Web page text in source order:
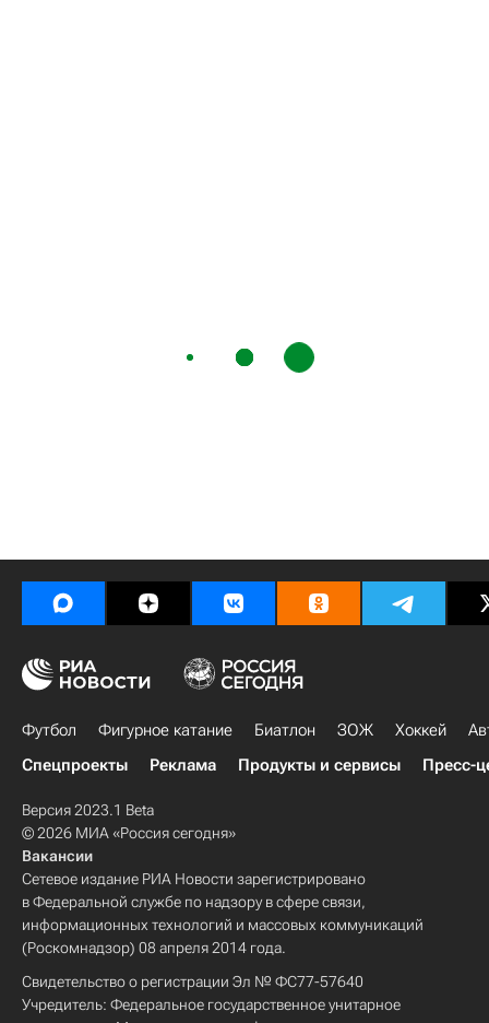
Футбол Фигурное катание Биатлон ЗОЖ Хоккей
Спецпроекты
Реклама Продукты и сервисы Пресс-
Версия 2023.1 Beta
© 2026 МИА «Россия сегодня»
Вакансии
Сетевое издание РИА Новости зарегистрировано
в Федеральной службе по надзору в сфере связи,
информационных технологий и массовых коммуникаций
(Роскомнадзор) 08 апреля 2014 года.
Свидетельство о регистрации Эл № ФС77-57640
Учредитель: Федеральное государственное унитарное